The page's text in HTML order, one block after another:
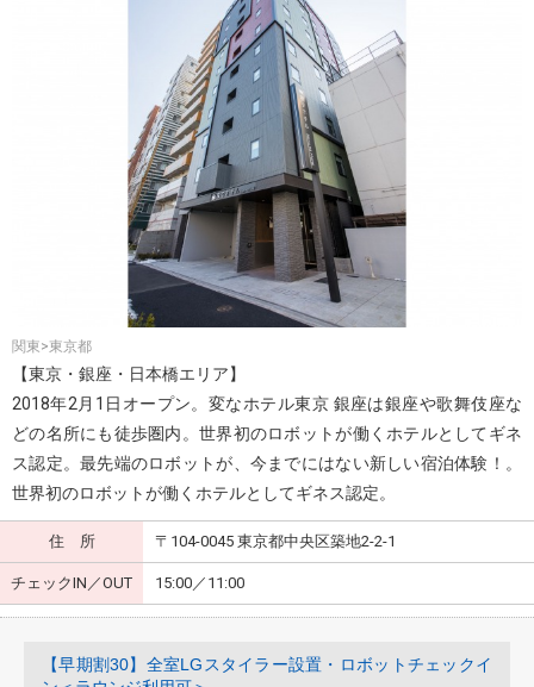
関東>東京都
【東京・銀座・日本橋エリア】
2018年2月1日オープン。変なホテル東京 銀座は銀座や歌舞伎座な
どの名所にも徒歩圏内。世界初のロボットが働くホテルとしてギネ
ス認定。最先端のロボットが、今までにはない新しい宿泊体験！。
世界初のロボットが働くホテルとしてギネス認定。
住 所 〒104-0045 東京都中央区築地2-2-1
チェックIN／OUT 15:00／11:00
【早期割30】全室LGスタイラー設置・ロボットチェックイ